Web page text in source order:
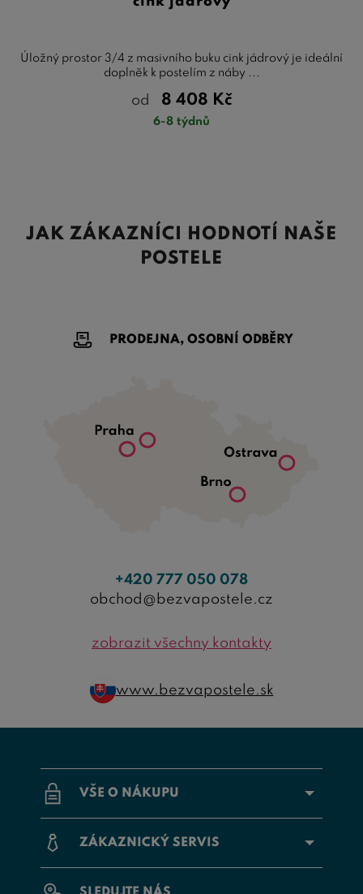
Úložný prostor 3/4 z masivního buku cink jádrový je ideální
doplněk k postelím z náby ...
od 8 408 Kč
6-8 týdnů
JAK ZÁKAZNÍCI HODNOTÍ NAŠE
POSTELE
VŠE O NÁKUPU
ZÁKAZNICKÝ SERVIS
PRODEJNA, OSOBNÍ ODBĚRY
+420 777 050 078
obchod@bezvapostele.cz
zobrazit všechny kontakty
www.bezvapostele.sk